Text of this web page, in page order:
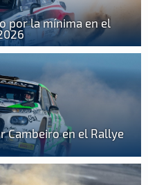
por la mínima en el
Cambeiro en el Rallye